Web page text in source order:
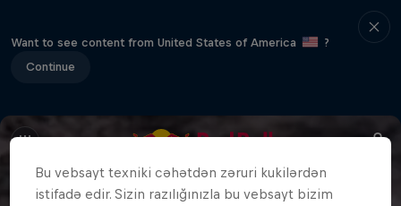
Want to see content from United States of America
?
Continue
Bu vebsayt texniki cəhətdən zəruri kukilərdən
istifadə edir. Sizin razılığınızla bu vebsayt bizim